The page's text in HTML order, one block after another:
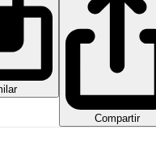
Compartir